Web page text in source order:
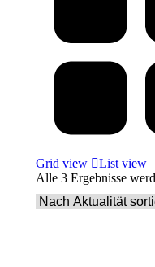
Grid view
List view
Alle 3 Ergebnisse